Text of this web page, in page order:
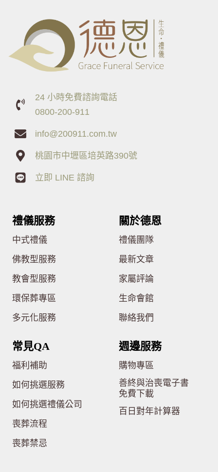
24 小時免費諮詢電話
0800-200-911
info@200911.com.tw
桃園市中壢區培英路390號
立即 LINE 諮詢
禮儀服務
中式禮儀
佛教型服務
教會型服務
環保葬專區
多元化服務
關於德恩
禮儀團隊
最新文章
家屬評論
生命會館
聯絡我們
常見QA
福利補助
如何挑選服務
如何挑選禮儀公司
喪葬流程
喪葬禁忌
週邊服務
購物專區
善終與治喪電子書
免費下載
百日對年計算器